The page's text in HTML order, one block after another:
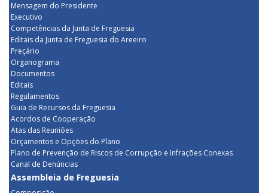
Mensagem do Presidente
Executivo
Competências da Junta de Freguesia
Editais da Junta de Freguesia do Areeiro
Preçário
Organograma
Documentos
Editais
Regulamentos
Guia de Recursos da Freguesia
Acordos de Cooperação
Atas das Reuniões
Orçamentos e Opções do Plano
Plano de Prevenção de Riscos de Corrupção e Infrações Conexas
Canal de Denúncias
Assembleia de Freguesia